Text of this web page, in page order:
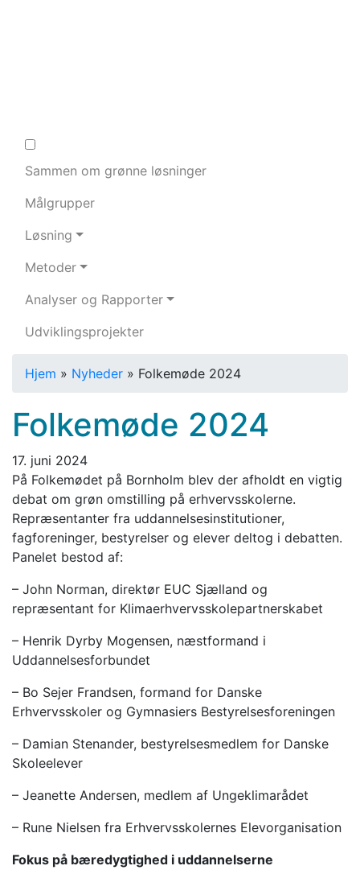
Sammen om grønne løsninger
Målgrupper
Løsning
Metoder
Analyser og Rapporter
Udviklingsprojekter
Hjem » Nyheder » Folkemøde 2024
Folkemøde 2024
17. juni 2024
På Folkemødet på Bornholm blev der afholdt en vigtig
debat om grøn omstilling på erhvervsskolerne.
Repræsentanter fra uddannelsesinstitutioner,
fagforeninger, bestyrelser og elever deltog i debatten.
Panelet bestod af:
– John Norman, direktør EUC Sjælland og
repræsentant for Klimaerhvervsskolepartnerskabet
– Henrik Dyrby Mogensen, næstformand i
Uddannelsesforbundet
– Bo Sejer Frandsen, formand for Danske
Erhvervsskoler og Gymnasiers Bestyrelsesforeningen
– Damian Stenander, bestyrelsesmedlem for Danske
Skoleelever
– Jeanette Andersen, medlem af Ungeklimarådet
– Rune Nielsen fra Erhvervsskolernes Elevorganisation
Fokus på bæredygtighed i uddannelserne